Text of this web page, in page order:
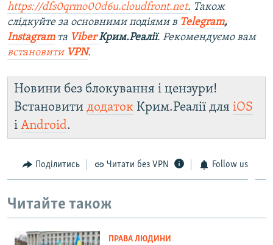
https://dfs0qrmo00d6u.cloudfront.net. Також
слідкуйте за основними подіями в Telegram,
Instagramта ViberКрим.Реалії. Рекомендуємо вам
встановити VPN.
Новини без блокування і цензури!
Встановити додаток Крим.Реалії для iOS
і Android.
Поділитись Читати без VPN Follow us
Читайте також
ПРАВА ЛЮДИНИ